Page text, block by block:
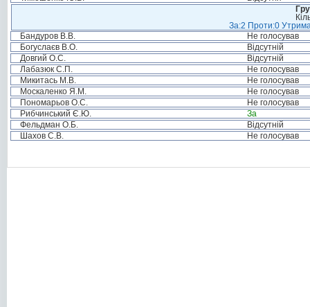
За:2 Проти:0
Бандуров В.В.
Не голосував
Богуслаєв В.О.
Відсутній
Довгий О.С.
Відсутній
Лабазюк С.П.
Не голосував
Микитась М.В.
Не голосував
Москаленко Я.М.
Не голосував
Пономарьов О.С.
Не голосував
Рибчинський Є.Ю.
За
Фельдман О.Б.
Відсутній
Шахов С.В.
Не голосував